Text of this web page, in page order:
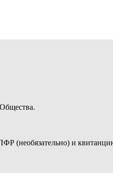
(необязательно) и